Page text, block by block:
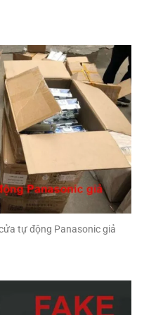
tự động Panasonic giả